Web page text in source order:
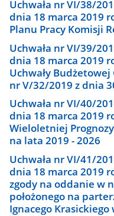
Uchwała nr VI/38/
dnia 18 marca 2019
Planu Pracy Komisji
Uchwała nr VI/39/
dnia 18 marca 2019
Uchwały
nr V/32/2019 z dnia
Uchwała nr VI/40/
dnia 18 marca 2019
Wieloletniej
na lata 2019 - 2026
Uchwała nr VI/41/
dnia 18 marca 2019
zgody na oddanie w
położonego na
Ignacego Krasickiego